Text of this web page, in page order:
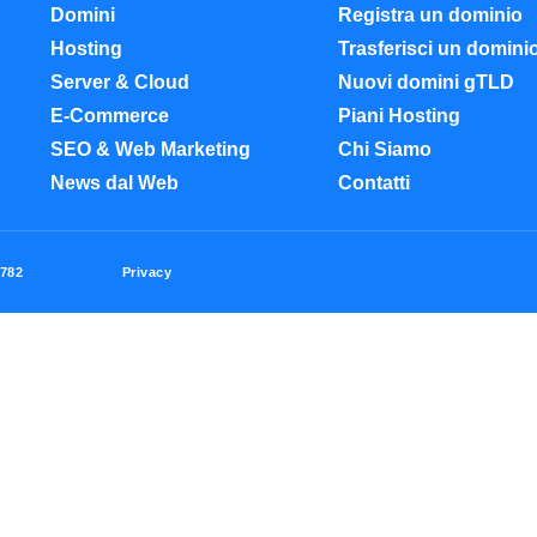
Domini
Hosting
Server & Cloud
E-Commerce
SEO & Web Marketing
News dal Web
Registra un dominio
Trasferisci un
Nuovi domini gTLD
Piani Hosting
Chi Siamo
Contatti
Privacy